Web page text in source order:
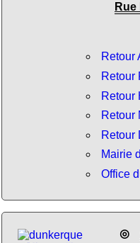
Retour
Retour
Retour
Retour
Retour
Mairie
Office
◎